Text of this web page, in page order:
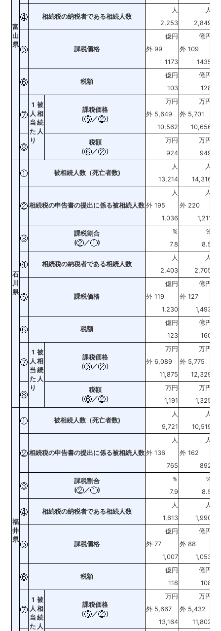
富
山
県
相続税の納税者である相続人数
人
人
2,253
2,849
課税価格
億円
億円
外 99
外 109
1173
1435
税額
億円
億円
103
128
1
人
当
た
り
被
相
続
人
課税価格
（
／ ）
万円
万円
外 5,649
外 5,701
10,562
10,656
税額
（
／ ）
万円
万円
924
949
石
川
県
被相続人数（死亡者数)
人
人
13,214
14,316
相続税の申告書の提出に係る被相続人数
人
人
外 195
外 220
1,036
1,211
課税割合
(
／ )
％ ％
7.8
8.5
相続税の納税者である相続人数
人
人
2,403
2,705
課税価格
億円
億円
外 119
外 127
1,230
1,493
税額
億円
億円
123
160
1
人
当
た
り
被
相
続
人
課税価格
（
／ ）
万円
万円
外 6,089
外 5,775
11,875
12,329
税額
（
／ ）
万円
万円
1,191
1,325
福
井
県
被相続人数（死亡者数)
人
人
9,721
10,519
相続税の申告書の提出に係る被相続人数
人
人
外 136
外 162
765
892
課税割合
(
／ )
％ ％
7.9
8.5
相続税の納税者である相続人数
人
人
1,613
1,990
課税価格
億円
億円
外 77
外 88
1,007
1,053
税額
億円
億円
118
108
1
人
当
た
被
相
続
人
課税価格
（
／ ）
万円
万円
外 5,667
外 5,432
13,164
11,802